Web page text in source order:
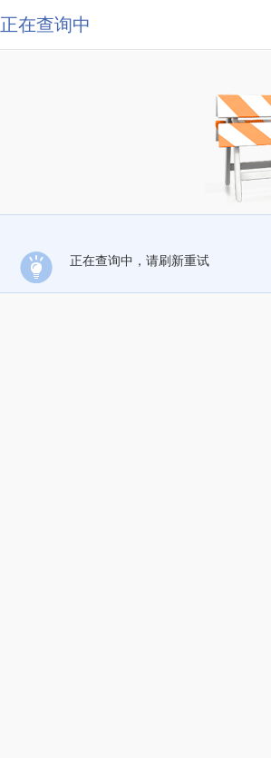
正在查询中
正在查询中，请刷新重试